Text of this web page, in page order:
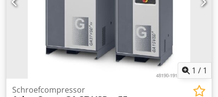
1 / 1
Schroefcompressor